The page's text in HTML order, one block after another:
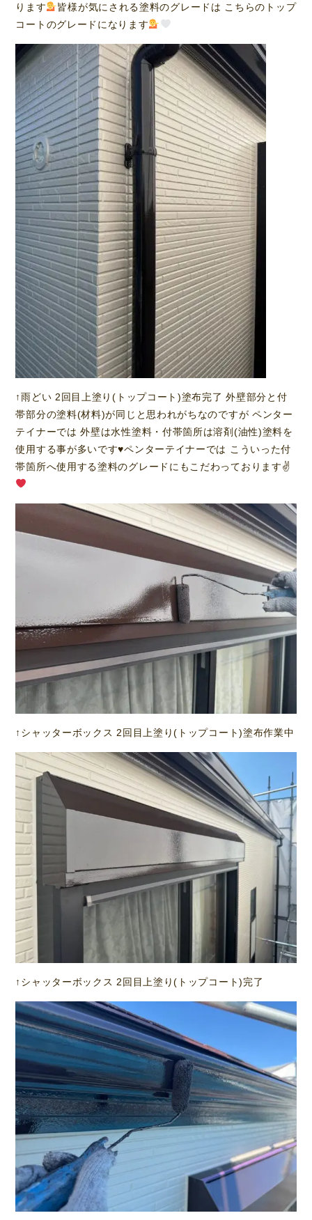
ります
皆様が気にされる塗料のグレードは こちらのトップ
コートのグレードになります
↑雨どい 2回目上塗り(トップコート)塗布完了 外壁部分と付
帯部分の塗料(材料)が同じと思われがちなのですが ペンター
テイナーでは 外壁は水性塗料・付帯箇所は溶剤(油性)塗料を
使用する事が多いです♥️ペンターテイナーでは こういった付
帯箇所へ使用する塗料のグレードにもこだわっております✌
↑シャッターボックス 2回目上塗り(トップコート)塗布作業中
↑シャッターボックス 2回目上塗り(トップコート)完了